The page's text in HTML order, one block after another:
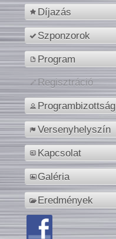
Díjazás
Szponzorok
Program
Regisztráció
Programbizottság
Versenyhelyszín
Kapcsolat
Galéria
Eredmények